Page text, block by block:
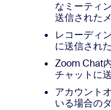
なミーティ
送信された
レコーディ
に送信され
Zoom Chat
チャットに
アカウント
いる場合の